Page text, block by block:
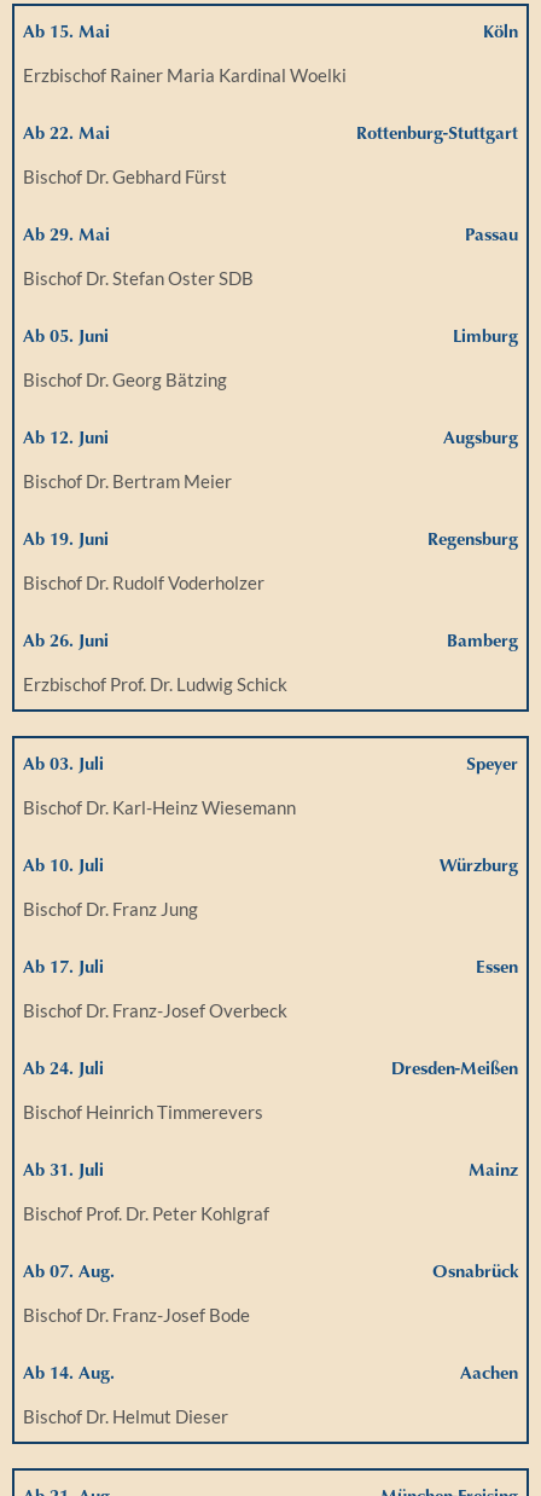
Ab 15. Mai Köln
Erzbischof Rainer Maria Kardinal Woelki
Ab 22. Mai Rottenburg-Stuttgart
Bischof Dr. Gebhard Fürst
Ab 29. Mai Passau
Bischof Dr. Stefan Oster SDB
Ab 05. Juni Limburg
Bischof Dr. Georg Bätzing
Ab 12. Juni Augsburg
Bischof Dr. Bertram Meier
Ab 19. Juni Regensburg
Bischof Dr. Rudolf Voderholzer
Ab 26. Juni Bamberg
Erzbischof Prof. Dr. Ludwig Schick
Ab 03. Juli Speyer
Bischof Dr. Karl-Heinz Wiesemann
Ab 10. Juli Würzburg
Bischof Dr. Franz Jung
Ab 17. Juli Essen
Bischof Dr. Franz-Josef Overbeck
Ab 24. Juli Dresden-Meißen
Bischof Heinrich Timmerevers
Ab 31. Juli Mainz
Bischof Prof. Dr. Peter Kohlgraf
Ab 07. Aug. Osnabrück
Bischof Dr. Franz-Josef Bode
Ab 14. Aug. Aachen
Bischof Dr. Helmut Dieser